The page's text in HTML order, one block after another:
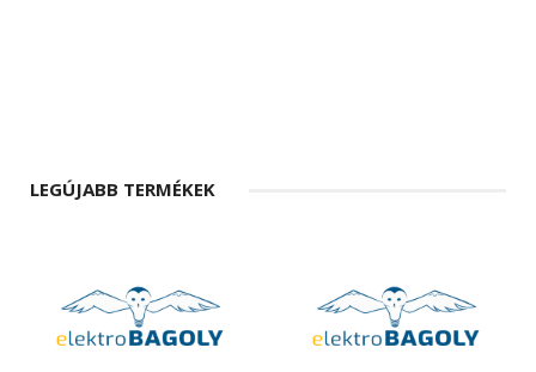
LEGÚJABB TERMÉKEK